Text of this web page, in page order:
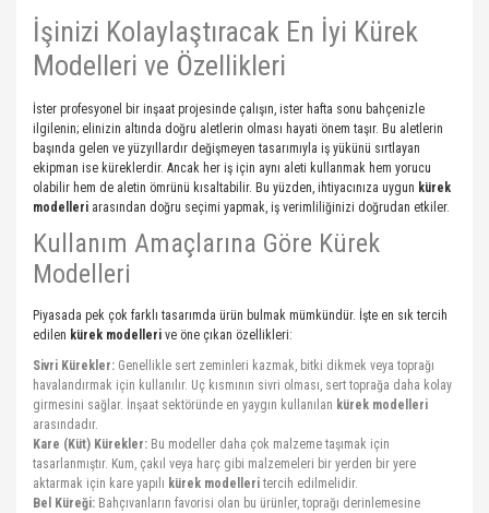
İşinizi Kolaylaştıracak En İyi Kürek
Modelleri ve Özellikleri
İster profesyonel bir inşaat projesinde çalışın, ister hafta sonu bahçenizle
ilgilenin; elinizin altında doğru aletlerin olması hayati önem taşır. Bu aletlerin
başında gelen ve yüzyıllardır değişmeyen tasarımıyla iş yükünü sırtlayan
ekipman ise küreklerdir. Ancak her iş için aynı aleti kullanmak hem yorucu
olabilir hem de aletin ömrünü kısaltabilir. Bu yüzden, ihtiyacınıza uygun kürek
modelleri arasından doğru seçimi yapmak, iş verimliliğinizi doğrudan etkiler.
Kullanım Amaçlarına Göre Kürek
Modelleri
Piyasada pek çok farklı tasarımda ürün bulmak mümkündür. İşte en sık tercih
edilen kürek modelleri ve öne çıkan özellikleri:
Sivri Kürekler: Genellikle sert zeminleri kazmak, bitki dikmek veya toprağı
havalandırmak için kullanılır. Uç kısmının sivri olması, sert toprağa daha kolay
girmesini sağlar. İnşaat sektöründe en yaygın kullanılan kürek modelleri
arasındadır.
Kare (Küt) Kürekler: Bu modeller daha çok malzeme taşımak için
tasarlanmıştır. Kum, çakıl veya harç gibi malzemeleri bir yerden bir yere
aktarmak için kare yapılı kürek modelleri tercih edilmelidir.
Bel Küreği: Bahçıvanların favorisi olan bu ürünler, toprağı derinlemesine